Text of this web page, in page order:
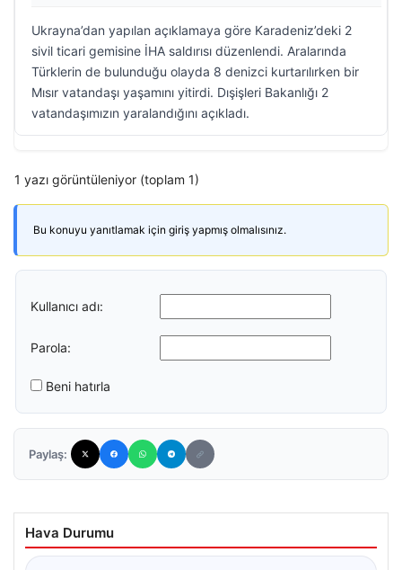
Ukrayna’dan yapılan açıklamaya göre Karadeniz’deki 2
sivil ticari gemisine İHA saldırısı düzenlendi. Aralarında
Türklerin de bulunduğu olayda 8 denizci kurtarılırken bir
Mısır vatandaşı yaşamını yitirdi. Dışişleri Bakanlığı 2
vatandaşımızın yaralandığını açıkladı.
1 yazı görüntüleniyor (toplam 1)
Bu konuyu yanıtlamak için giriş yapmış olmalısınız.
Kullanıcı adı:
Parola:
Beni hatırla
Paylaş:
Hava Durumu